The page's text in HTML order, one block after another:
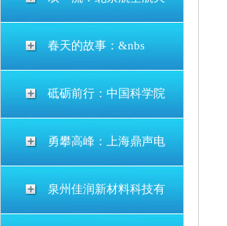
春天的故事：&nbs
砥砺前行：中国科学院
勇攀高峰：上海鼎声电
泉州佳润新材料科技有